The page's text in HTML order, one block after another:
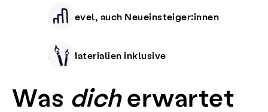
Alle Level, auch Neueinsteiger:innen
Alle Materialien inklusive
Was dicherwartet